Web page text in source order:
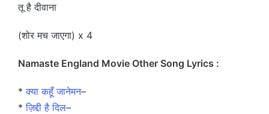
तू है दीवाना
(शोर मच जाएगा) x 4
Namaste England Movie Other Song Lyrics :
*क्या कहूँ जानेमन–
*ज़िद्दी है दिल–